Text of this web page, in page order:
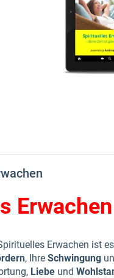
Erwachen ist
, Ihre Schwingung
Liebe und